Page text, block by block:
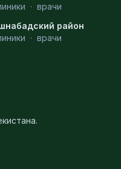
· врачи
район
· врачи